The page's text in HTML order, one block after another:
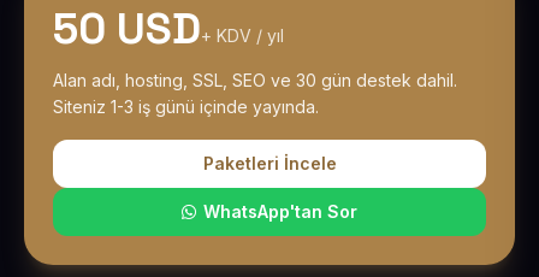
50 USD+ KDV / yıl
Alan adı, hosting, SSL, SEO ve 30 gün destek dahil.
Siteniz 1-3 iş günü içinde yayında.
Paketleri İncele
WhatsApp'tan Sor